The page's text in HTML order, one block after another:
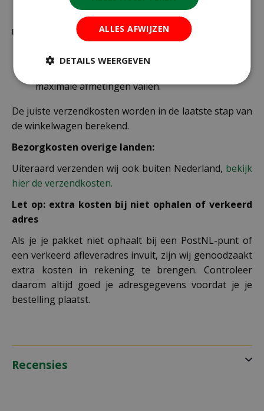
verzonden.
Uitzonderlijke verzendkosten
Er word standaard € 4,99 verzendkosten
berekend op planten en producten die buiten de
maximale afmetingen vallen.
De juiste verzendkosten worden in de laatste stap van
de winkelwagen berekend.
Bezorgkosten overige landen:
Uiteraard verzenden wij ook buiten Nederland, bekijk
hier de verzendkosten.
Let op: extra kosten bij niet ophalen of verkeerd
adres
Als je je pakket niet ophaalt bij een PostNL-punt of
een verkeerd afleveradres invult, zijn wij genoodzaakt
extra kosten in rekening te brengen. Controleer
daarom altijd goed je adresgegevens voordat je je
bestelling plaatst.
Recensies
ALLES AFWIJZEN
DETAILS WEERGEVEN